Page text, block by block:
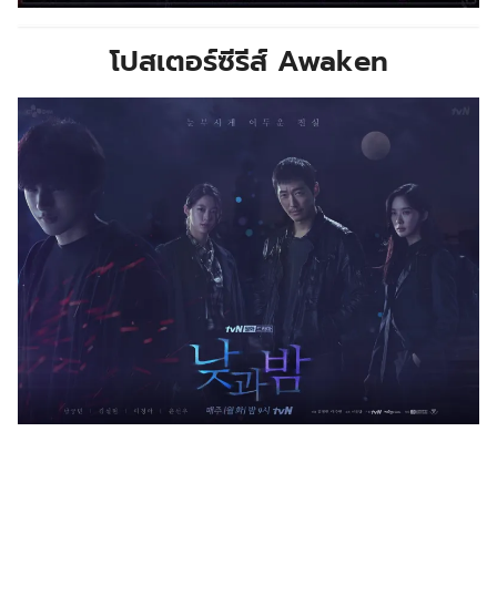
โปสเตอร์ซีรีส์ Awaken